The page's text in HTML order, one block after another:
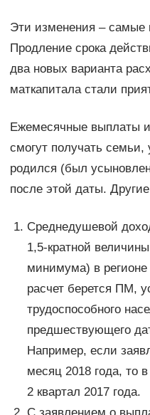
Эти изменения – самые
Продление срока
два новых варианта
маткапитала стали
Ежемесячные выплаты
смогут получать семьи,
родился (был
после этой даты.
Среднедушевой
1,5-кратной
минимума) в
расчет берется ПМ,
трудоспособного
предшествующего
Например, если
месяц 2018 года, то
2 квартал 2017 года.